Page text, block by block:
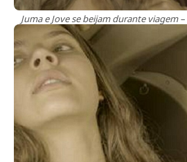
Juma e Jove se beijam durante viagem